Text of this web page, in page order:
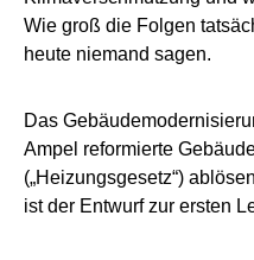
Wie groß die Folgen
heute niemand sagen.
Das
Ampel reformierte
(„Heizungsgesetz“)
ist der Entwurf zur ersten